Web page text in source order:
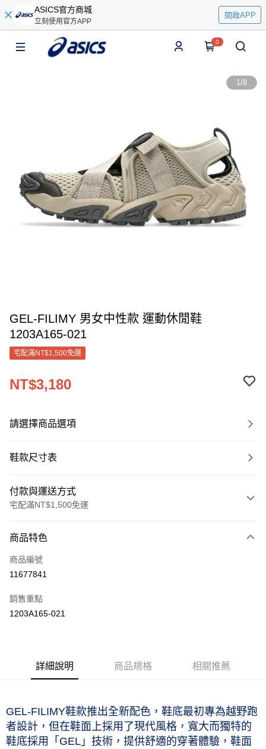
ASICS官方商城
立刻使用官方APP
開啟APP
0
1/8
GEL-FILIMY 男女中性款 運動休閒鞋
1203A165-021
宅配滿NT$1,500免運
NT$3,180
請選擇商品選項
鞋款尺寸表
付款與運送方式
宅配滿NT$1,500免運
信用卡一次付款
信用卡分期付款
合作金庫商業銀行
華南商業銀行
匯豐（台灣）商業銀行
華泰商業銀行
聯邦商業銀行
星展（台灣）商業銀行
台新國際商業銀行
中國信託商業銀行
台灣樂天信用卡公司
每筆NT$120，滿NT$1,500(含以上)免運費
商品特色
商品編號
11677841
銷售重點
1203A165-021
詳細說明 商品規格 相關推薦
GEL-FILIMY鞋款推出全新配色，鞋底最初專為越野跑
者設計，但在鞋面上採用了現代風格，寬大而獨特的
鞋底採用「GEL」技術，提供舒適的穿著體驗，鞋面